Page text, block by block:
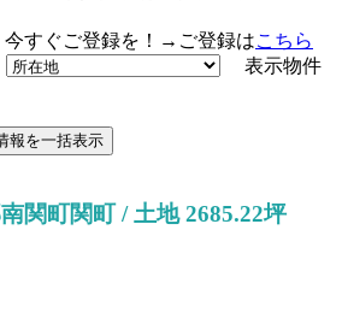
今すぐご登録を！→ご登録はこちら
表示物件
関町関町 / 土地 2685.22坪